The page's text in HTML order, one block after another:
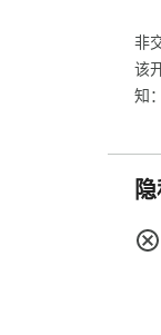
非
该
知